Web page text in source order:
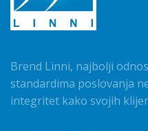
Brend Linni, najbolji
standardima poslovanja
integritet kako svojih